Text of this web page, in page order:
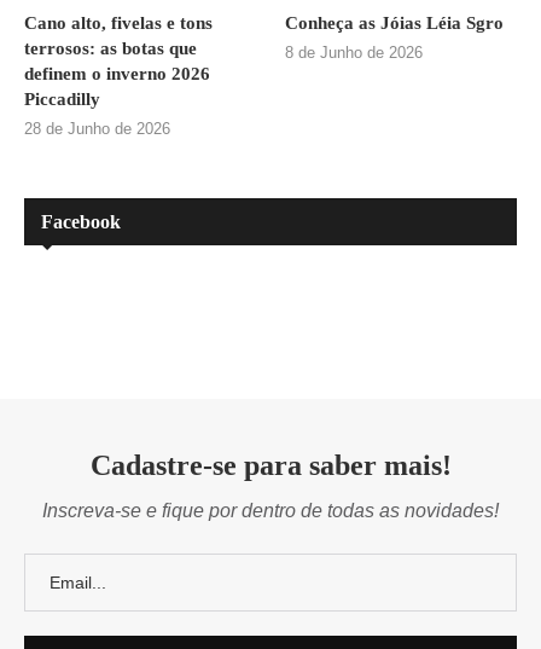
Cano alto, fivelas e tons
terrosos: as botas que
definem o inverno 2026
Piccadilly
28 de Junho de 2026
Conheça as Jóias Léia Sgro
8 de Junho de 2026
Facebook
Cadastre-se para saber mais!
Inscreva-se e fique por dentro de todas as novidades!